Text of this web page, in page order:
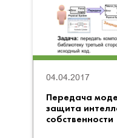
Передача
защита
собственности
04.04.2017